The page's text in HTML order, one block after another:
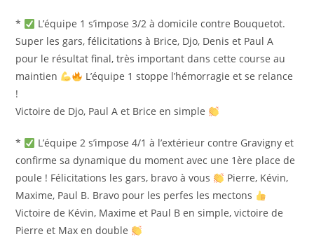
*
L’équipe 1 s’impose 3/2 à domicile contre Bouquetot.
Super les gars, félicitations à Brice, Djo, Denis et Paul A
pour le résultat final, très important dans cette course au
maintien
L’équipe 1 stoppe l’hémorragie et se relance
!
Victoire de Djo, Paul A et Brice en simple
*
L’équipe 2 s’impose 4/1 à l’extérieur contre Gravigny et
confirme sa dynamique du moment avec une 1ère place de
poule ! Félicitations les gars, bravo à vous
Pierre, Kévin,
Maxime, Paul B. Bravo pour les perfes les mectons
Victoire de Kévin, Maxime et Paul B en simple, victoire de
Pierre et Max en double